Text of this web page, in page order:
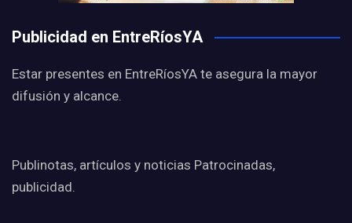
Publicidad en EntreRíosYA
Estar presentes en EntreRíosYA te asegura la mayor
difusión y alcance.
Publinotas, artículos y noticias Patrocinadas,
publicidad.